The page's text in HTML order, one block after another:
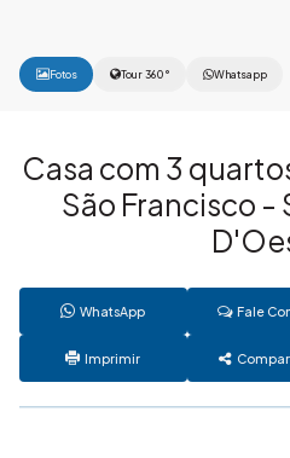
Fotos Tour 360° Whatsapp
Casa com 3
São Francisco -
WhatsApp Fale
Imprimir